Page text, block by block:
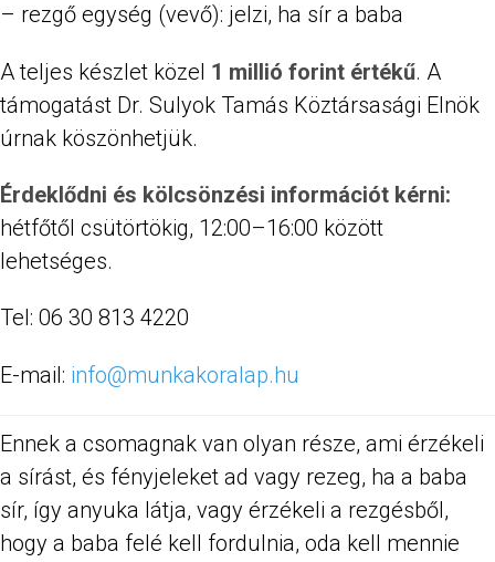
– rezgő egység (vevő): jelzi, ha sír a baba
A teljes készlet közel 1 millió forint értékű. A
támogatást Dr. Sulyok Tamás Köztársasági Elnök
úrnak köszönhetjük.
Érdeklődni és kölcsönzési információt kérni:
hétfőtől csütörtökig, 12:00–16:00 között
lehetséges.
Tel: 06 30 813 4220
E-mail: info@munkakoralap.hu
Ennek a csomagnak van olyan része, ami érzékeli
a sírást, és fényjeleket ad vagy rezeg, ha a baba
sír, így anyuka látja, vagy érzékeli a rezgésből,
hogy a baba felé kell fordulnia, oda kell mennie